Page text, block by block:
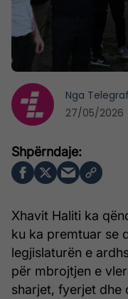
Xhavit Haliti ka
ku ka premtuar se
legjislaturën e
për mbrojtjen e
sharjet, fyerjet dhe
Nga
27/05/2026